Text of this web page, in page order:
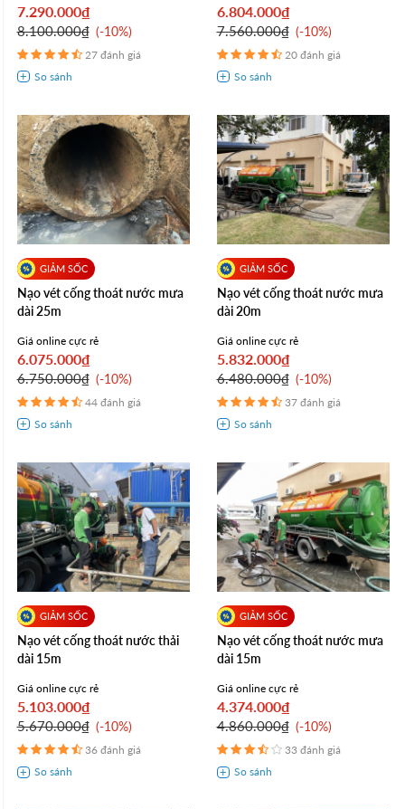
7.290.000₫
8.100.000₫ -10%
27 đánh giá
6.804.000₫
7.560.000₫ -10%
20 đánh giá
Nạo vét cống thoát nước mưa
dài 25m
Giá online cực rẻ
6.075.000₫
6.750.000₫ -10%
44 đánh giá
Nạo vét cống thoát nước mưa
dài 20m
Giá online cực rẻ
5.832.000₫
6.480.000₫ -10%
37 đánh giá
Nạo vét cống thoát nước thải
dài 15m
Giá online cực rẻ
5.103.000₫
5.670.000₫ -10%
36 đánh giá
Nạo vét cống thoát nước mưa
dài 15m
Giá online cực rẻ
4.374.000₫
4.860.000₫ -10%
33 đánh giá